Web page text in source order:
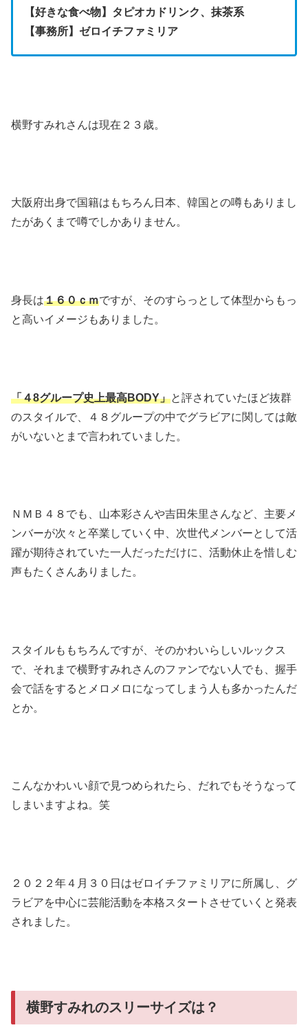
【好きな食べ物】タピオカドリンク、抹茶系
【事務所】ゼロイチファミリア
横野すみれさんは現在２３歳。
大阪府出身で国籍はもちろん日本、韓国との噂もありまし
たがあくまで噂でしかありません。
身長は１６０ｃｍですが、そのすらっとして体型からもっ
と高いイメージもありました。
「４8グループ史上最高BODY」と評されていたほど抜群
のスタイルで、４８グループの中でグラビアに関しては敵
がいないとまで言われていました。
ＮＭＢ４８でも、山本彩さんや吉田朱里さんなど、主要メ
ンバーが次々と卒業していく中、次世代メンバーとして活
躍が期待されていた一人だっただけに、活動休止を惜しむ
声もたくさんありました。
スタイルももちろんですが、そのかわいらしいルックス
で、それまで横野すみれさんのファンでない人でも、握手
会で話をするとメロメロになってしまう人も多かったんだ
とか。
こんなかわいい顔で見つめられたら、だれでもそうなって
しまいますよね。笑
２０２２年４月３０日はゼロイチファミリアに所属し、グ
ラビアを中心に芸能活動を本格スタートさせていくと発表
されました。
横野すみれのスリーサイズは？